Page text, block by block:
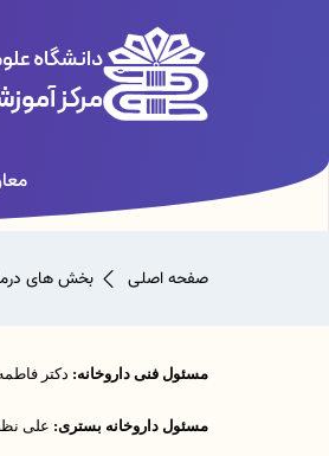
دانشگاه
مرکز
صفحه اصلی بخش های
مسئول فنی داروخانه: دکتر
مسئول داروخانه بستری: علی